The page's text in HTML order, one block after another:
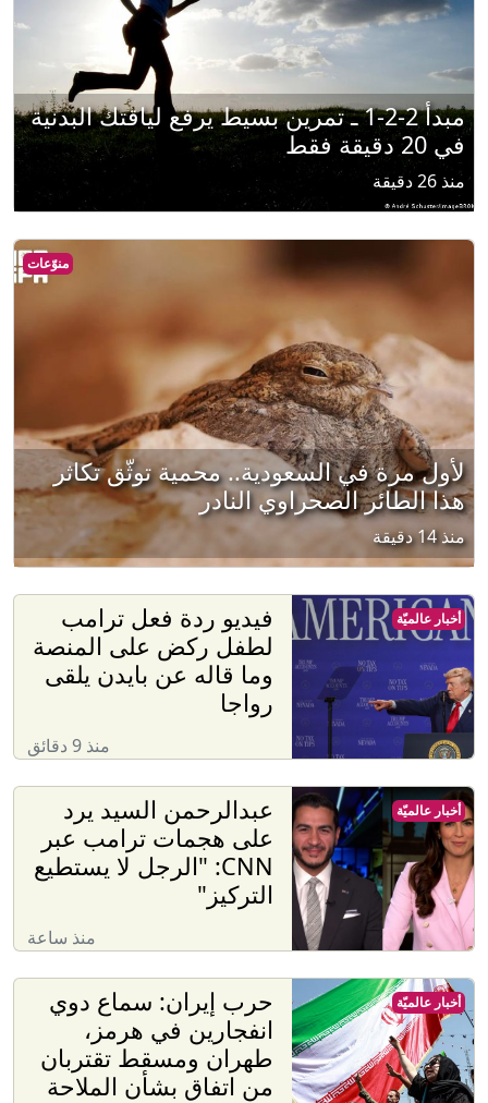
مبدأ 2-2-1 ـ تمرين بسيط يرفع لياقتك البدنية
في 20 دقيقة فقط
منذ 26 دقيقة
منوّعات
لأول مرة في السعودية.. محمية توثّق تكاثر
هذا الطائر الصحراوي النادر
منذ 14 دقيقة
فيديو ردة فعل ترامب
لطفل ركض على المنصة
وما قاله عن بايدن يلقى
رواجا
منذ 9 دقائق
أخبار عالميّة
عبدالرحمن السيد يرد
على هجمات ترامب عبر
CNN: "الرجل لا يستطيع
التركيز"
منذ ساعة
أخبار عالميّة
حرب إيران: سماع دوي
انفجارين في هرمز،
طهران ومسقط تقتربان
من اتفاق بشأن الملاحة
أخبار عالميّة